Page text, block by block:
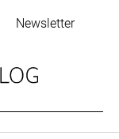
Newsletter